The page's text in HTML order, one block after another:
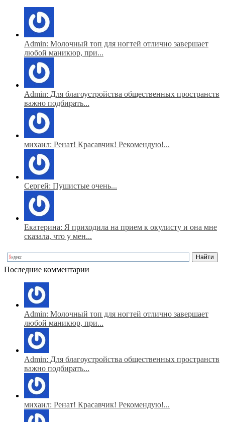
Admin: Молочный топ для ногтей отлично завершает
любой маникюр, при...
Admin: Для благоустройства общественных пространств
важно подбирать...
михаил: Ренат! Красавчик! Рекомендую!...
Сергей: Пушистые очень...
Екатерина: Я приходила на прием к окулисту и она мне
сказала, что у мен...
Последние комментарии
Admin: Молочный топ для ногтей отлично завершает
любой маникюр, при...
Admin: Для благоустройства общественных пространств
важно подбирать...
михаил: Ренат! Красавчик! Рекомендую!...